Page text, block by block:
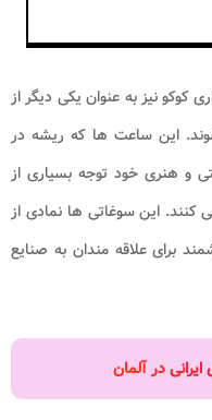
کوکو نیز به عنوان یکی دیگر از
این ساعت ها که ریشه در
و هنری خود توجه بسیاری از
کنند. این سوغاتی ها نمادی از
برای علاقه مندان به صنایع
در آلمان